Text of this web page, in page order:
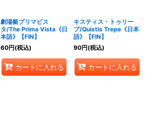
劇場艇プリマビス
タ/The Prima Vista《日
本語》【FIN】
60円(税込)
カートに入れる
キスティス・トゥリー
プ/Quistis Trepe《日本
語》【FIN】
90円(税込)
カートに入れる